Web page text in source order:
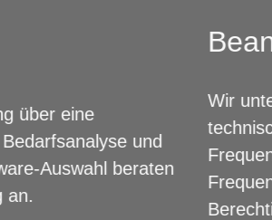
Wir unterstützen bei der
technischen 5G-Konzepts,
Frequenznutzungskonzept
Frequenzbedarf darlegen und
Berechtigungen beantragen.